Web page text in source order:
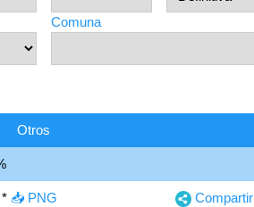
Comuna
Otros
* 📥 PNG Compartir